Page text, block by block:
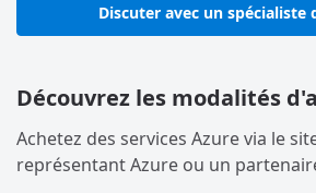
Discuter avec un spécialiste
Découvrez les modalités
Achetez des services Azure via le
représentant Azure ou un